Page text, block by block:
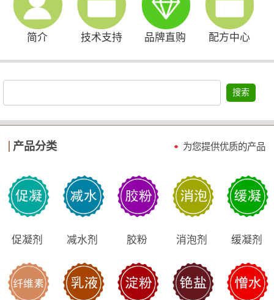
简介 技术支持 品牌直购 配方中心
搜索
产品分类 为您提供优质的产品
促凝剂 减水剂 胶粉 消泡剂 缓凝剂